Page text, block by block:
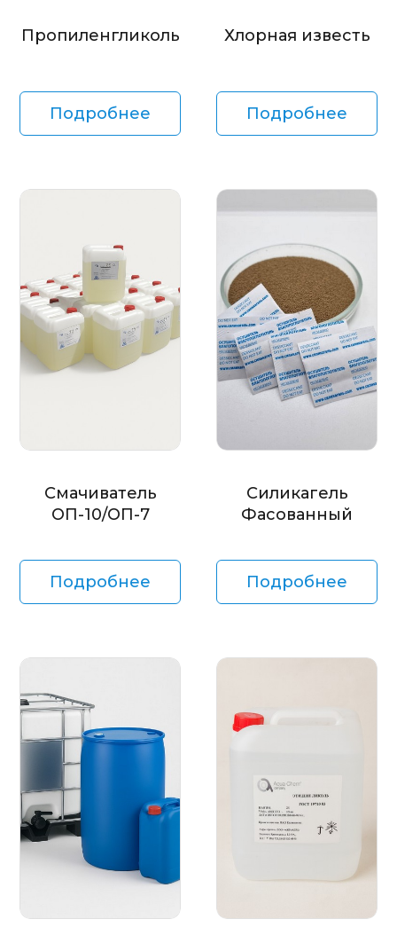
Пропиленгликоль
Подробнее
Хлорная известь
Подробнее
Смачиватель
ОП-10/ОП-7
Подробнее
Силикагель
Фасованный
Подробнее